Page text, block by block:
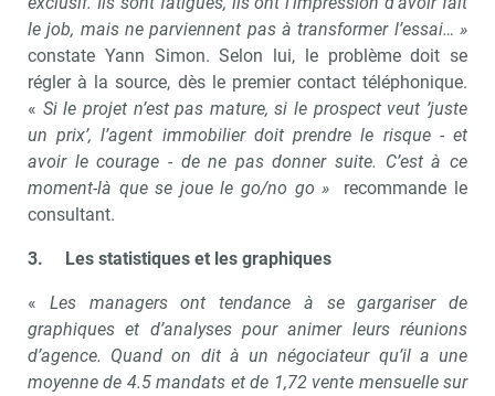
le job, mais ne parviennent pas à transformer l’essai… »
constate Yann Simon. Selon lui, le problème doit se
régler à la source, dès le premier contact téléphonique.
« Si le projet n’est pas mature, si le prospect veut ’juste
un prix’, l’agent immobilier doit prendre le risque - et
avoir le courage - de ne pas donner suite. C’est à ce
moment-là que se joue le go/no go »
recommande le
consultant.
3. Les statistiques et les graphiques
« Les managers ont tendance à se gargariser de
graphiques et d’analyses pour animer leurs réunions
d’agence. Quand on dit à un négociateur qu’il a une
moyenne de 4.5 mandats et de 1,72 vente mensuelle sur